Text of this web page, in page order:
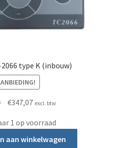
type K (inbouw)
Oorspronkelijke prijs was: €400,00.
€347,07Huidige prijs is: €347,07.
excl. btw
1 op voorraad
aan winkelwagen